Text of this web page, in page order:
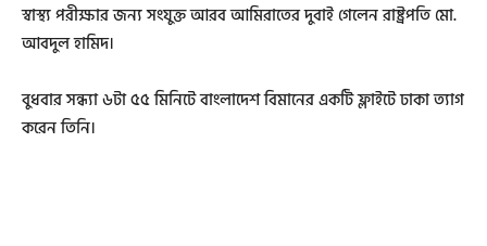
স্বাস্থ্য পরীক্ষার জন্য সংযুক্ত আরব আমিরাতের দুবাই গেলেন রাষ্ট্রপতি মো.
আবদুল হামিদ।
বুধবার সন্ধ্যা ৬টা ৫৫ মিনিটে বাংলাদেশ বিমানের একটি ফ্লাইটে ঢাকা ত্যাগ
করেন তিনি।